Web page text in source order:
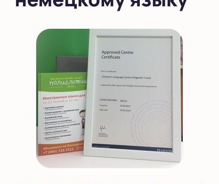
на Беломорской
на Коломенской
в Московской
области
Показать на карте
Выбрать другой город